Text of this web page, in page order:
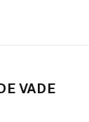
VADE